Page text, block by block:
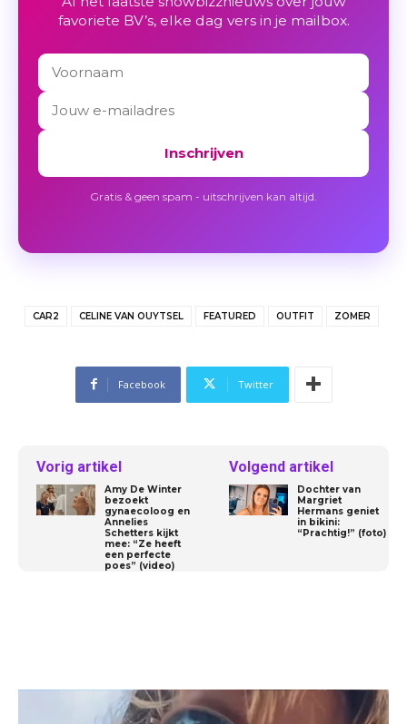
favoriete BV’s, elke dag vers in je mailbox.
Inschrijven
Gratis & geen spam - uitschrijven kan altijd.
CAR2 CELINE VAN OUYTSEL FEATURED OUTFIT ZOMER
Facebook Twitter
Vorig artikel
Amy De Winter
bezoekt
gynaecoloog en
Annelies
Schetters kijkt
mee: “Ze heeft
een perfecte
poes” (video)
Volgend artikel
Dochter van
Margriet
Hermans geniet
in bikini:
“Prachtig!” (foto)